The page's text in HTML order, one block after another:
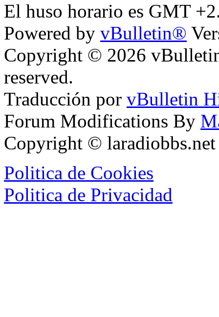
El huso horario es GMT
Powered by vBulletin®
Copyright © 2026
reserved.
Traducción por vBulletin
Forum Modifications By
Copyright ©
Politica de Cookies
Politica de Privacidad